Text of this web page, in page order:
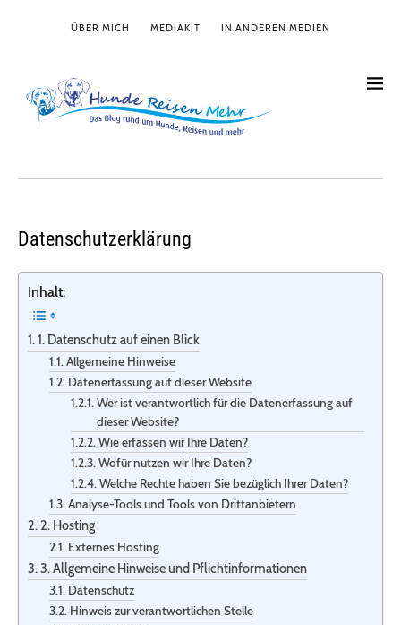
ÜBER MICH MEDIAKIT IN ANDEREN MEDIEN
Datenschutzerklärung
Inhalt:
1. Datenschutz auf einen Blick
Allgemeine Hinweise
Datenerfassung auf dieser Website
Wer ist verantwortlich für die Datenerfassung auf
dieser Website?
Wie erfassen wir Ihre Daten?
Wofür nutzen wir Ihre Daten?
Welche Rechte haben Sie bezüglich Ihrer Daten?
Analyse-Tools und Tools von Dritt­anbietern
2. Hosting
Externes Hosting
3. Allgemeine Hinweise und Pflicht­informationen
Datenschutz
Hinweis zur verantwortlichen Stelle